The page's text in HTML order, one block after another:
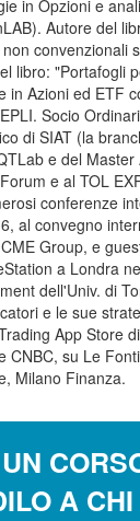
in Opzioni e
Autore del
convenzionali
libro: "Portafogli
in Azioni ed ETF
Socio
di SIAT (la
e del Master
e al TOL
conferenze
al convegno
Group, e
a Londra
dell'Univ. di
e le sue
App Store
CNBC, su Le
Milano Finanza.
A